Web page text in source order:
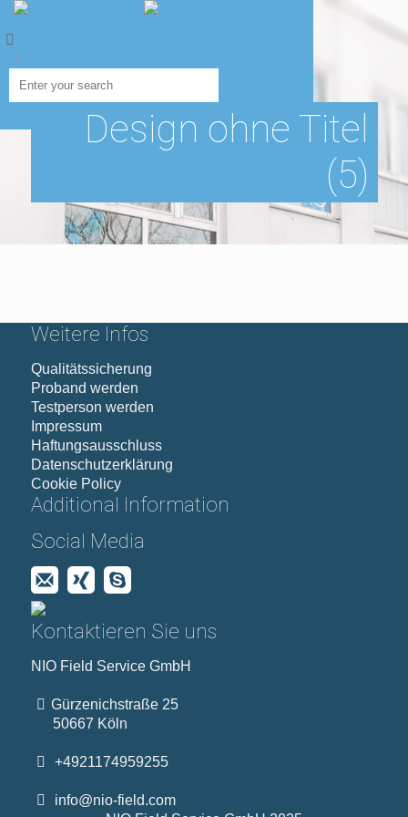
Design ohne Titel
(5)
Weitere Infos
Qualitätssicherung
Proband werden
Testperson werden
Impressum
Haftungsausschluss
Datenschutzerklärung
Cookie Policy
Additional Information
Social Media
Kontaktieren Sie uns
NIO Field Service GmbH
Gürzenichstraße 25
50667 Köln
+4921174959255
info@nio-field.com